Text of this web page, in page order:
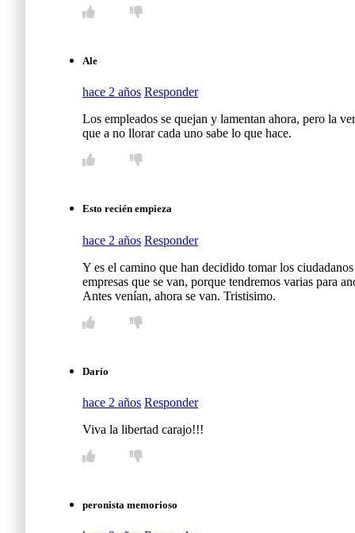
Ale
hace 2 años Responder
Los empleados se quejan y lamentan ahora, pero la
que a no llorar cada uno sabe lo que hace.
Esto recién empieza
hace 2 años Responder
Y es el camino que han decidido tomar los
empresas que se van, porque tendremos varias para
Antes venían, ahora se van. Tristisimo.
Darío
hace 2 años Responder
Viva la libertad carajo!!!
peronista memorioso